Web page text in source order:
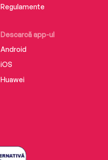
Descarcă app-ul
Android
iOS
Huawei
Regulamente